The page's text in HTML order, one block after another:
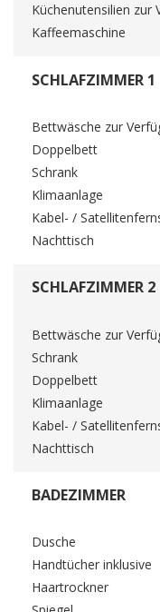
Küchenutensilien zur
Kaffeemaschine
SCHLAFZIMMER 1
Bettwäsche zur
Doppelbett
Schrank
Klimaanlage
Kabel- /
Nachttisch
SCHLAFZIMMER 2
Bettwäsche zur
Schrank
Doppelbett
Klimaanlage
Kabel- /
Nachttisch
BADEZIMMER
Dusche
Handtücher inklusive
Haartrockner